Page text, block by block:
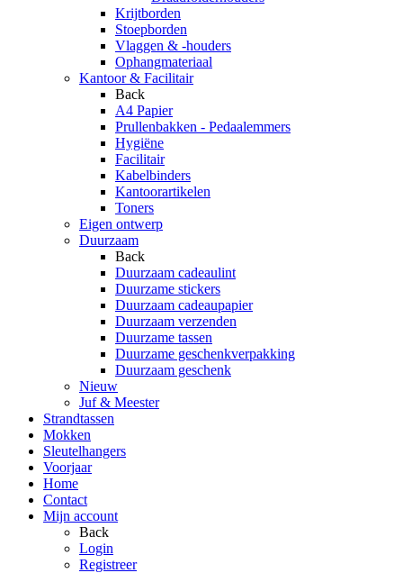
Krijtborden
Stoepborden
Vlaggen & -houders
Ophangmateriaal
Kantoor & Facilitair
Back
A4 Papier
Prullenbakken - Pedaalemmers
Hygiëne
Facilitair
Kabelbinders
Kantoorartikelen
Toners
Eigen ontwerp
Duurzaam
Back
Duurzaam cadeaulint
Duurzame stickers
Duurzaam cadeaupapier
Duurzaam verzenden
Duurzame tassen
Duurzame geschenkverpakking
Duurzaam geschenk
Nieuw
Juf & Meester
Strandtassen
Mokken
Sleutelhangers
Voorjaar
Home
Contact
Mijn account
Back
Login
Registreer